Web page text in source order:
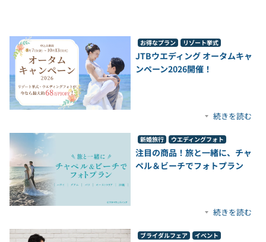
お得なプラン リゾート挙式
JTBウエディング オータムキャ
ンペーン2026開催！​
続きを読む
新婚旅行 ウエディングフォト
注目の商品！旅と一緒に、チャ
ペル＆ビーチでフォトプラン
続きを読む
ブライダルフェア イベント